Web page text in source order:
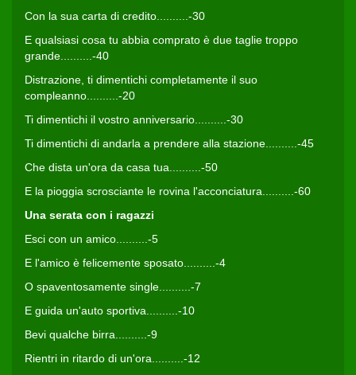
Con la sua carta di credito..........-30
E qualsiasi cosa tu abbia comprato è due taglie troppo
grande..........-40
Distrazione, ti dimentichi completamente il suo
compleanno..........-20
Ti dimentichi il vostro anniversario..........-30
Ti dimentichi di andarla a prendere alla stazione..........-45
Che dista un'ora da casa tua..........-50
E la pioggia scrosciante le rovina l'acconciatura..........-60
Una serata con i ragazzi
Esci con un amico..........-5
E l'amico è felicemente sposato..........-4
O spaventosamente single..........-7
E guida un'auto sportiva..........-10
Bevi qualche birra..........-9
Rientri in ritardo di un'ora..........-12